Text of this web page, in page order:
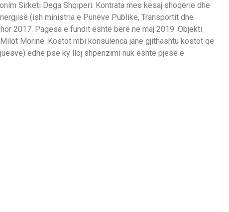
Sirketi Dega Shqiperi. Kontrata mes kësaj shoqërie dhe
(ish ministria e Punëve Publike, Transportit dhe
2017. Pagesa e fundit është bërë në maj 2019. Objekti
Morinë. Kostot mbi konsulenca janë gjithashtu kostot që
edhe pse ky lloj shpenzimi nuk është pjesë e